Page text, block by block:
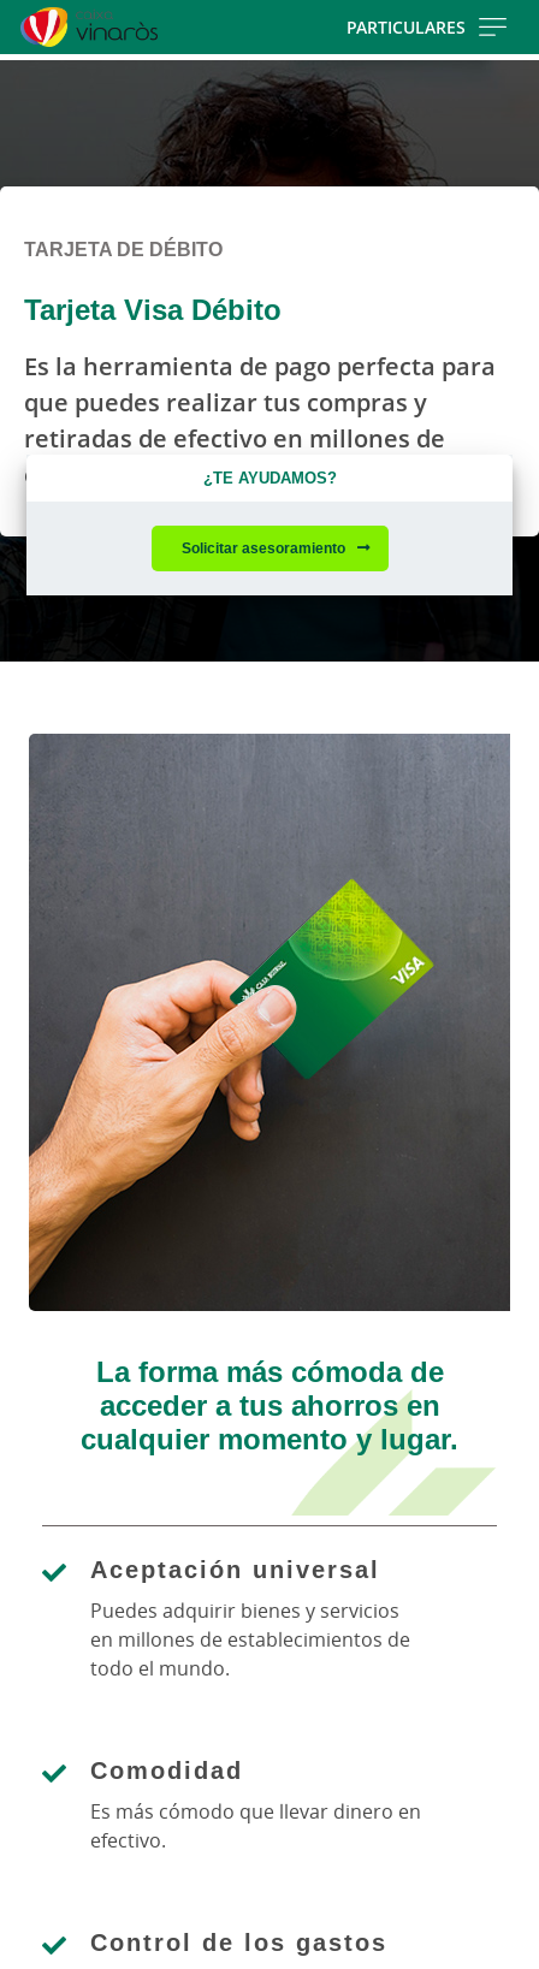
main
contentt
PARTICULARES
TARJETA DE DÉBITO
Tarjeta Visa Débito
Es la herramienta de pago perfecta para
que puedes realizar tus compras y
retiradas de efectivo en millones de
establecimientos de todo el mundo.
¿TE AYUDAMOS?
Solicitar asesoramiento
La forma más cómoda de
acceder a tus ahorros en
cualquier momento y lugar.
Aceptación universal
Puedes adquirir bienes y servicios
en millones de establecimientos de
todo el mundo.
Comodidad
Es más cómodo que llevar dinero en
efectivo.
Control de los gastos